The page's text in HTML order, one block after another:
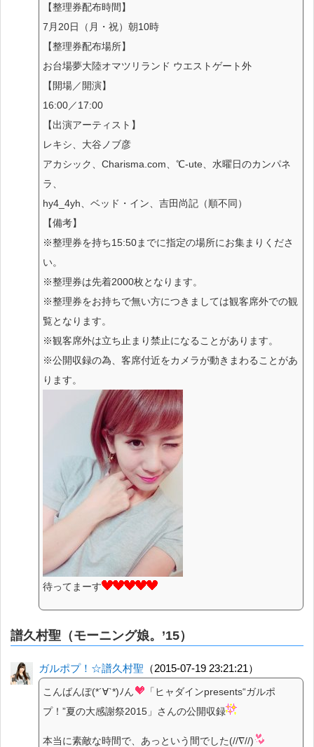
【整理券配布時間】
7月20日（月・祝）朝10時
【整理券配布場所】
お台場夢大陸オマツリランド ウエストゲート外
【開場／開演】
16:00／17:00
【出演アーティスト】
レキシ、大谷ノブ彦
アカシック、Charisma.com、℃-ute、水曜日のカンパネ
ラ、
hy4_4yh、ベッド・イン、吉田尚記（順不同）
【備考】
※整理券を持ち15:50までに指定の場所にお集まりくださ
い。
※整理券は先着2000枚となります。
※整理券をお持ちで無い方につきましては観客席外での観
覧となります。
※観客席外は立ち止まり禁止になることがあります。
※公開収録の為、客席付近をカメラが動きまわることがあ
ります。
待ってまーす
譜久村聖（モーニング娘。’15）
ガルポプ！☆譜久村聖 （2015-07-19 23:21:21）
こんばんぽ(*´∀`*)ﾉん
「ヒャダインpresents“ガルポ
プ！”夏の大感謝祭2015」さんの公開収録
本当に素敵な時間で、あっという間でした(//∇//)